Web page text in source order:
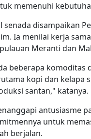
memenuhi
senada disampaikan
Ia menilai kerja
Meranti dan
beberapa komoditas
kopi dan kelapa
santan," katanya.
antusiasme
untuk
berjalan.